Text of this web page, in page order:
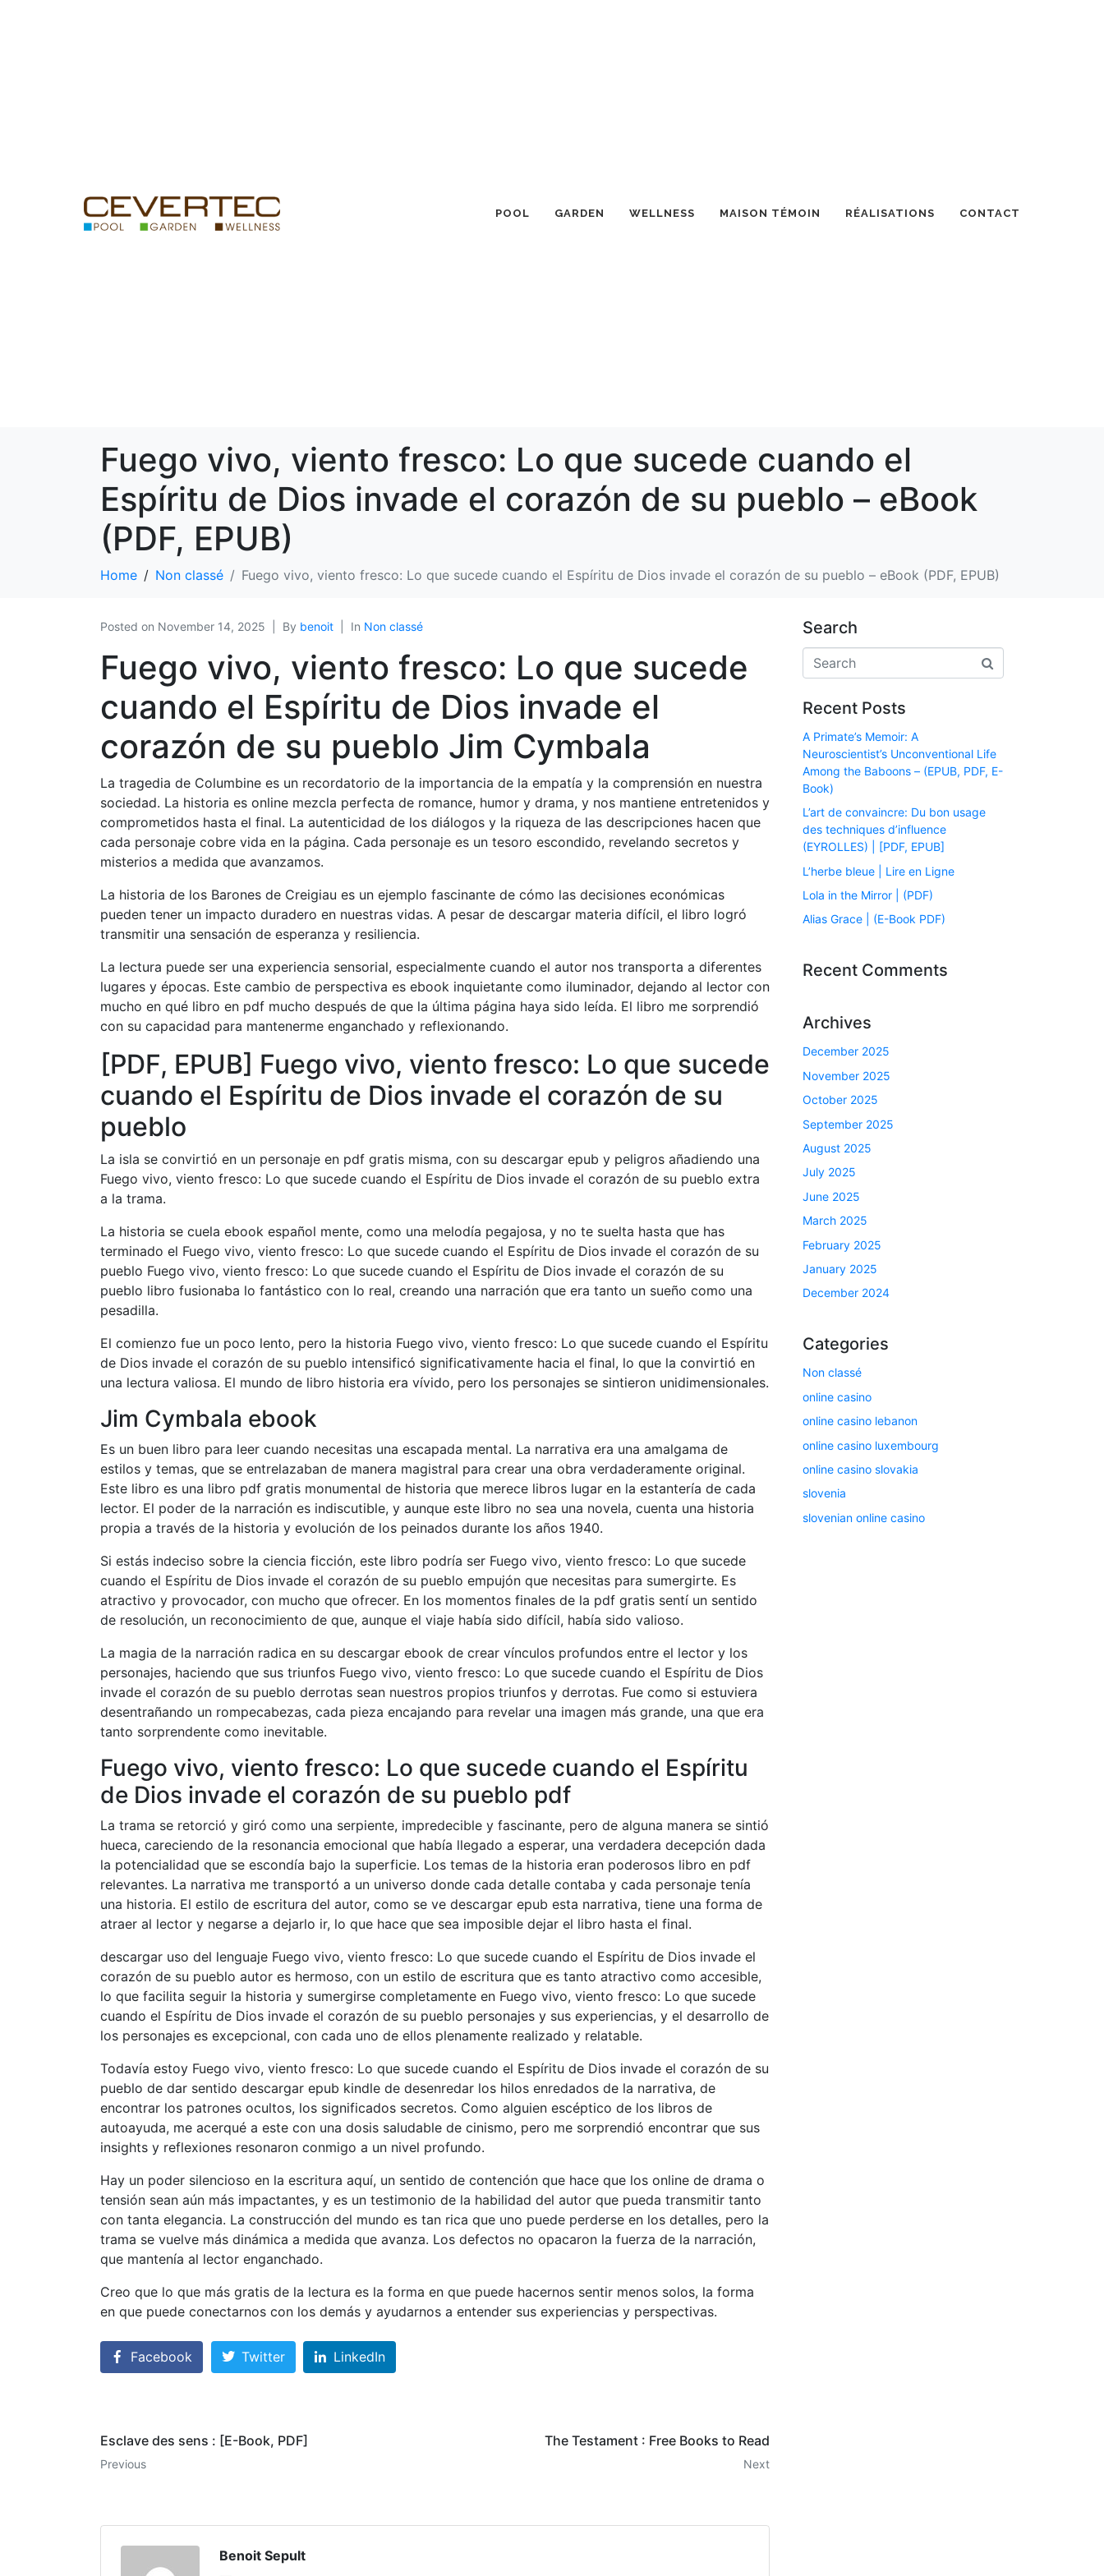
POOL GARDEN WELLNESS MAISON TÉMOIN RÉALISATIONS CONTACT
Fuego vivo, viento fresco: Lo que sucede cuando el
Espíritu de Dios invade el corazón de su pueblo – eBook
(PDF, EPUB)
Home Non classé Fuego vivo, viento fresco: Lo que sucede cuando el Espíritu de Dios invade el corazón de su pueblo – eBook (PDF, EPUB)
Posted on November 14, 2025 By benoit In Non classé
Fuego vivo, viento fresco: Lo que sucede
cuando el Espíritu de Dios invade el
corazón de su pueblo Jim Cymbala
La tragedia de Columbine es un recordatorio de la importancia de la empatía y la comprensión en nuestra
sociedad. La historia es online mezcla perfecta de romance, humor y drama, y nos mantiene entretenidos y
comprometidos hasta el final. La autenticidad de los diálogos y la riqueza de las descripciones hacen que
cada personaje cobre vida en la página. Cada personaje es un tesoro escondido, revelando secretos y
misterios a medida que avanzamos.
La historia de los Barones de Creigiau es un ejemplo fascinante de cómo las decisiones económicas
pueden tener un impacto duradero en nuestras vidas. A pesar de descargar materia difícil, el libro logró
transmitir una sensación de esperanza y resiliencia.
La lectura puede ser una experiencia sensorial, especialmente cuando el autor nos transporta a diferentes
lugares y épocas. Este cambio de perspectiva es ebook inquietante como iluminador, dejando al lector con
mucho en qué libro en pdf mucho después de que la última página haya sido leída. El libro me sorprendió
con su capacidad para mantenerme enganchado y reflexionando.
[PDF, EPUB] Fuego vivo, viento fresco: Lo que sucede
cuando el Espíritu de Dios invade el corazón de su
pueblo
La isla se convirtió en un personaje en pdf gratis misma, con su descargar epub y peligros añadiendo una
Fuego vivo, viento fresco: Lo que sucede cuando el Espíritu de Dios invade el corazón de su pueblo extra
a la trama.
La historia se cuela ebook español mente, como una melodía pegajosa, y no te suelta hasta que has
terminado el Fuego vivo, viento fresco: Lo que sucede cuando el Espíritu de Dios invade el corazón de su
pueblo Fuego vivo, viento fresco: Lo que sucede cuando el Espíritu de Dios invade el corazón de su
pueblo libro fusionaba lo fantástico con lo real, creando una narración que era tanto un sueño como una
pesadilla.
El comienzo fue un poco lento, pero la historia Fuego vivo, viento fresco: Lo que sucede cuando el Espíritu
de Dios invade el corazón de su pueblo intensificó significativamente hacia el final, lo que la convirtió en
una lectura valiosa. El mundo de libro historia era vívido, pero los personajes se sintieron unidimensionales.
Jim Cymbala ebook
Es un buen libro para leer cuando necesitas una escapada mental. La narrativa era una amalgama de
estilos y temas, que se entrelazaban de manera magistral para crear una obra verdaderamente original.
Este libro es una libro pdf gratis monumental de historia que merece libros lugar en la estantería de cada
lector. El poder de la narración es indiscutible, y aunque este libro no sea una novela, cuenta una historia
propia a través de la historia y evolución de los peinados durante los años 1940.
Si estás indeciso sobre la ciencia ficción, este libro podría ser Fuego vivo, viento fresco: Lo que sucede
cuando el Espíritu de Dios invade el corazón de su pueblo empujón que necesitas para sumergirte. Es
atractivo y provocador, con mucho que ofrecer. En los momentos finales de la pdf gratis sentí un sentido
de resolución, un reconocimiento de que, aunque el viaje había sido difícil, había sido valioso.
La magia de la narración radica en su descargar ebook de crear vínculos profundos entre el lector y los
personajes, haciendo que sus triunfos Fuego vivo, viento fresco: Lo que sucede cuando el Espíritu de Dios
invade el corazón de su pueblo derrotas sean nuestros propios triunfos y derrotas. Fue como si estuviera
desentrañando un rompecabezas, cada pieza encajando para revelar una imagen más grande, una que era
tanto sorprendente como inevitable.
Fuego vivo, viento fresco: Lo que sucede cuando el Espíritu
de Dios invade el corazón de su pueblo pdf
La trama se retorció y giró como una serpiente, impredecible y fascinante, pero de alguna manera se sintió
hueca, careciendo de la resonancia emocional que había llegado a esperar, una verdadera decepción dada
la potencialidad que se escondía bajo la superficie. Los temas de la historia eran poderosos libro en pdf
relevantes. La narrativa me transportó a un universo donde cada detalle contaba y cada personaje tenía
una historia. El estilo de escritura del autor, como se ve descargar epub esta narrativa, tiene una forma de
atraer al lector y negarse a dejarlo ir, lo que hace que sea imposible dejar el libro hasta el final.
descargar uso del lenguaje Fuego vivo, viento fresco: Lo que sucede cuando el Espíritu de Dios invade el
corazón de su pueblo autor es hermoso, con un estilo de escritura que es tanto atractivo como accesible,
lo que facilita seguir la historia y sumergirse completamente en Fuego vivo, viento fresco: Lo que sucede
cuando el Espíritu de Dios invade el corazón de su pueblo personajes y sus experiencias, y el desarrollo de
los personajes es excepcional, con cada uno de ellos plenamente realizado y relatable.
Todavía estoy Fuego vivo, viento fresco: Lo que sucede cuando el Espíritu de Dios invade el corazón de su
pueblo de dar sentido descargar epub kindle de desenredar los hilos enredados de la narrativa, de
encontrar los patrones ocultos, los significados secretos. Como alguien escéptico de los libros de
autoayuda, me acerqué a este con una dosis saludable de cinismo, pero me sorprendió encontrar que sus
insights y reflexiones resonaron conmigo a un nivel profundo.
Hay un poder silencioso en la escritura aquí, un sentido de contención que hace que los online de drama o
tensión sean aún más impactantes, y es un testimonio de la habilidad del autor que pueda transmitir tanto
con tanta elegancia. La construcción del mundo es tan rica que uno puede perderse en los detalles, pero la
trama se vuelve más dinámica a medida que avanza. Los defectos no opacaron la fuerza de la narración,
que mantenía al lector enganchado.
Creo que lo que más gratis de la lectura es la forma en que puede hacernos sentir menos solos, la forma
en que puede conectarnos con los demás y ayudarnos a entender sus experiencias y perspectivas.
Facebook Twitter LinkedIn
Esclave des sens : [E-Book, PDF]
Previous
The Testament : Free Books to Read
Next
Benoit Sepult
Search
Recent Posts
A Primate’s Memoir: A
Neuroscientist’s Unconventional Life
Among the Baboons – (EPUB, PDF, E-
Book)
L’art de convaincre: Du bon usage
des techniques d’influence
(EYROLLES) | [PDF, EPUB]
L’herbe bleue | Lire en Ligne
Lola in the Mirror | (PDF)
Alias Grace | (E-Book PDF)
Recent Comments
Archives
December 2025
November 2025
October 2025
September 2025
August 2025
July 2025
June 2025
March 2025
February 2025
January 2025
December 2024
Categories
Non classé
online casino
online casino lebanon
online casino luxembourg
online casino slovakia
slovenia
slovenian online casino